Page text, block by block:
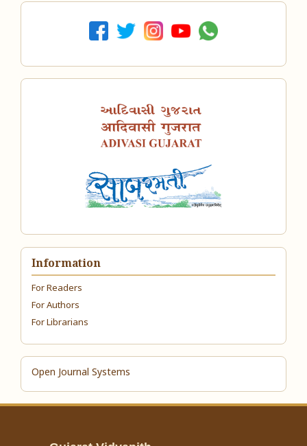
Information
For Readers
For Authors
For Librarians
Open Journal Systems